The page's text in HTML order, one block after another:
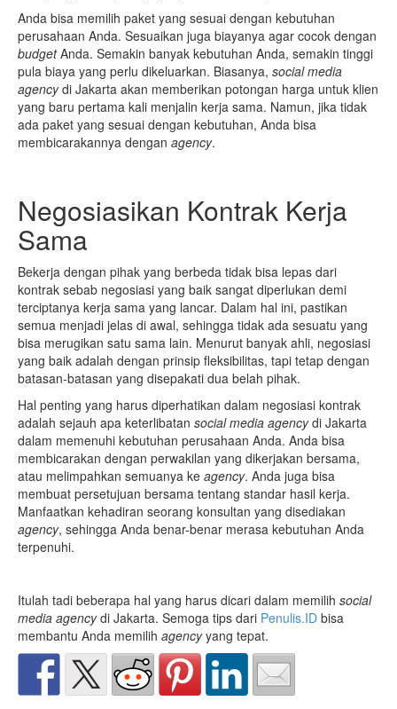
Anda bisa memilih paket yang sesuai dengan kebutuhan
perusahaan Anda. Sesuaikan juga biayanya agar cocok dengan
budgetAnda. Semakin banyak kebutuhan Anda, semakin tinggi
pula biaya yang perlu dikeluarkan. Biasanya, social media
agencydi Jakarta akan memberikan potongan harga untuk klien
yang baru pertama kali menjalin kerja sama. Namun, jika tidak
ada paket yang sesuai dengan kebutuhan, Anda bisa
membicarakannya dengan agency.
Negosiasikan Kontrak Kerja
Sama
Bekerja dengan pihak yang berbeda tidak bisa lepas dari
kontrak sebab negosiasi yang baik sangat diperlukan demi
terciptanya kerja sama yang lancar. Dalam hal ini, pastikan
semua menjadi jelas di awal, sehingga tidak ada sesuatu yang
bisa merugikan satu sama lain. Menurut banyak ahli, negosiasi
yang baik adalah dengan prinsip fleksibilitas, tapi tetap dengan
batasan-batasan yang disepakati dua belah pihak.
Hal penting yang harus diperhatikan dalam negosiasi kontrak
adalah sejauh apa keterlibatan social media agencydi Jakarta
dalam memenuhi kebutuhan perusahaan Anda. Anda bisa
membicarakan dengan perwakilan yang dikerjakan bersama,
atau melimpahkan semuanya ke agency. Anda juga bisa
membuat persetujuan bersama tentang standar hasil kerja.
Manfaatkan kehadiran seorang konsultan yang disediakan
agency, sehingga Anda benar-benar merasa kebutuhan Anda
terpenuhi.
Itulah tadi beberapa hal yang harus dicari dalam memilih social
media agencydi Jakarta. Semoga tips dari Penulis.ID bisa
membantu Anda memilih agencyyang tepat.